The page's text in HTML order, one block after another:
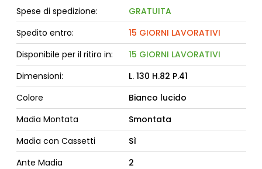
Spese di spedizione:
GRATUITA
Spedito entro:
15 GIORNI LAVORATIVI
Disponibile per il ritiro in:
15 GIORNI LAVORATIVI
Dimensioni:
L. 130 H.82 P.41
Colore
Bianco lucido
Madia Montata
Smontata
Madia con Cassetti
Sì
Ante Madia
2